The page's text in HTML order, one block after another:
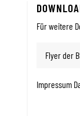
Für weitere
Flyer der
Impressum